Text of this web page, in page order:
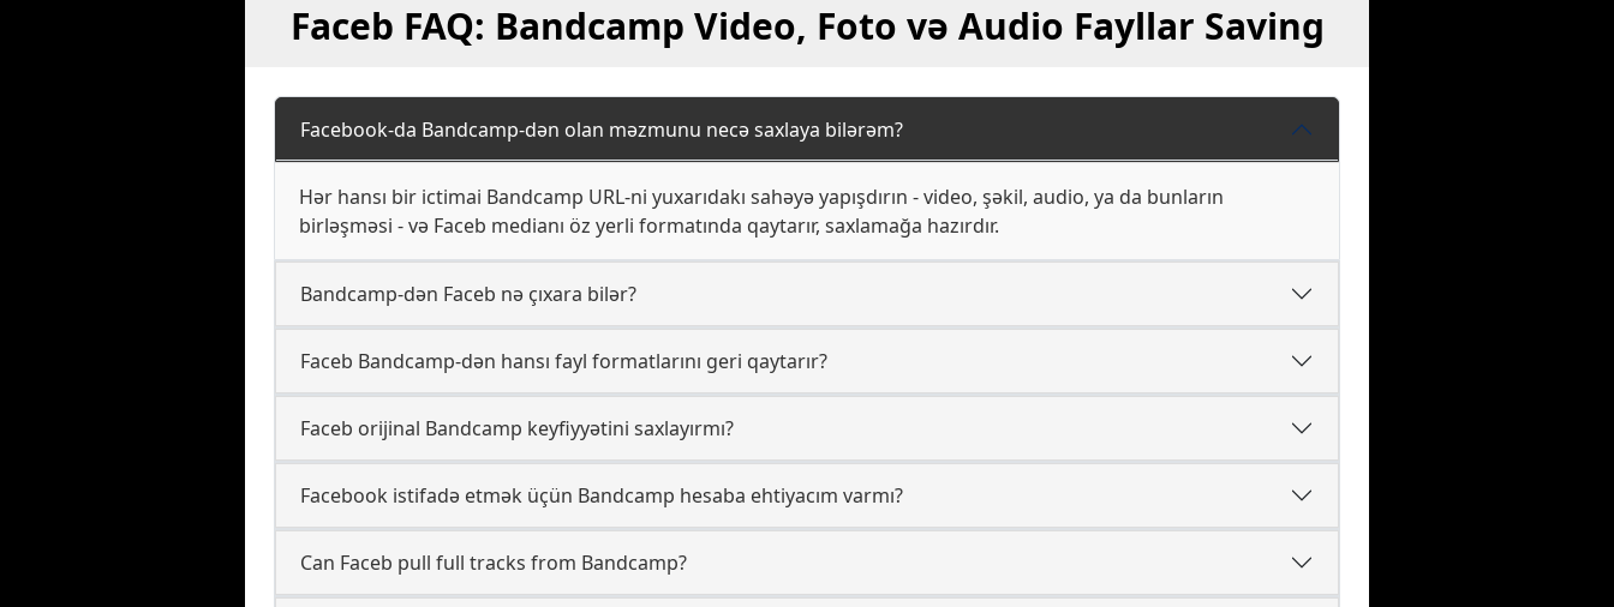
Faceb FAQ: Bandcamp Video, Foto və Audio Fayllar Saving
Facebook-da Bandcamp-dən olan məzmunu necə saxlaya bilərəm?
Hər hansı bir ictimai Bandcamp URL-ni yuxarıdakı sahəyə yapışdırın - video, şəkil, audio, ya da bunların
birləşməsi - və Faceb medianı öz yerli formatında qaytarır, saxlamağa hazırdır.
Bandcamp-dən Faceb nə çıxara bilər?
Faceb Bandcamp-dən hansı fayl formatlarını geri qaytarır?
Faceb orijinal Bandcamp keyfiyyətini saxlayırmı?
Facebook istifadə etmək üçün Bandcamp hesaba ehtiyacım varmı?
Can Faceb pull full tracks from Bandcamp?